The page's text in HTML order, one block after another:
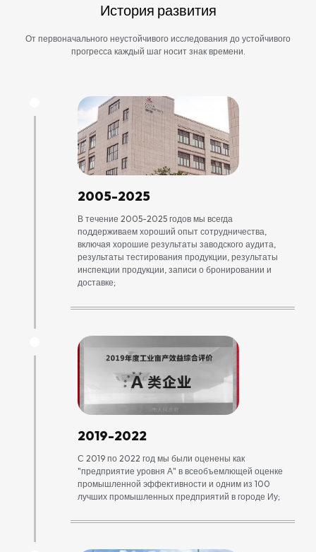
История развития
От первоначального неустойчивого исследования до устойчивого
прогресса каждый шаг носит знак времени.
2005-2025
В течение 2005-2025 годов мы всегда
поддерживаем хороший опыт сотрудничества,
включая хорошие результаты заводского аудита,
результаты тестирования продукции, результаты
инспекции продукции, записи о бронировании и
доставке;
2019-2022
С 2019 по 2022 год мы были оценены как
"предприятие уровня А" в всеобъемлющей оценке
промышленной эффективности и одним из 100
лучших промышленных предприятий в городе Иу;